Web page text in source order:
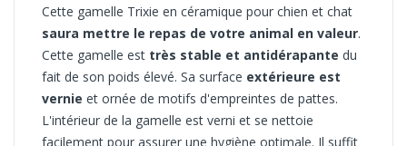
Cette gamelle Trixie en céramique pour chien et chat
saura mettre le repas de votre animal en valeur.
Cette gamelle est très stable et antidérapante du
fait de son poids élevé. Sa surface extérieure est
vernie et ornée de motifs d'empreintes de pattes.
L'intérieur de la gamelle est verni et se nettoie
facilement pour assurer une hygiène optimale. Il suffit